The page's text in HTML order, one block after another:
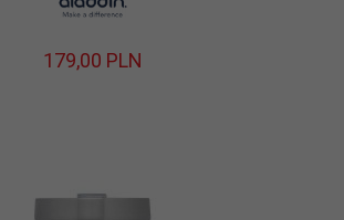
179,00 PLN